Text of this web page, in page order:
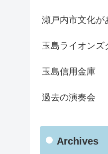
瀬戸内市文化が
玉島ライオンズ
玉島信用金庫
過去の演奏会
Archives